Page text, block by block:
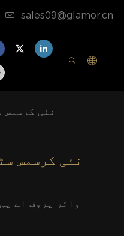
sales09@glamor.cn
نئی کرسمس
نئی کرسمس